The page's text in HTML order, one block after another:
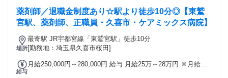
薬剤師／退職金制度あり☆駅より徒歩10分◎【東鷲
宮駅、薬剤師、正職員・久喜市・ケアミックス病院】
場所
最寄駅 JR宇都宮線「東鷲宮駅」徒歩10分
[勤務地：埼玉県久喜市桜田]
給与
月給250,000円～280,000円 給与 月給25万～28万円 ※月給に